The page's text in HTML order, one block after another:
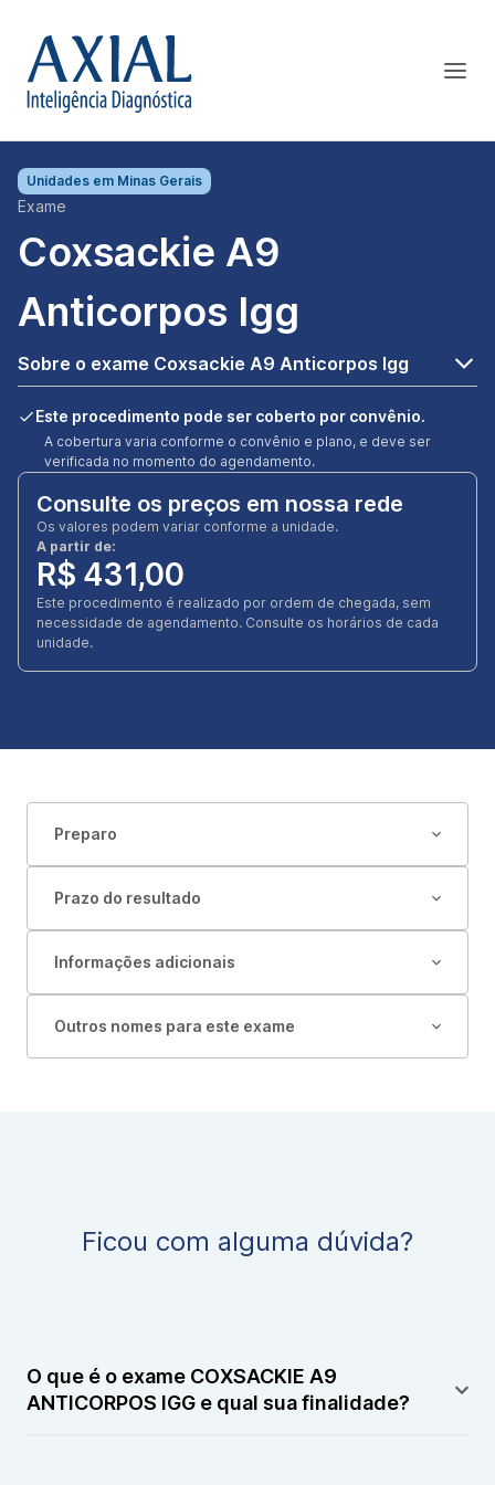
Unidades em Minas Gerais
Exame
Coxsackie A9
Anticorpos Igg
Sobre o exame Coxsackie A9 Anticorpos Igg
Este procedimento pode ser coberto por convênio.
A cobertura varia conforme o convênio e plano, e deve ser
verificada no momento do agendamento.
Consulte os preços em nossa rede
Os valores podem variar conforme a unidade.
A partir de:
R$ 431,00
Este procedimento é realizado por ordem de chegada, sem
necessidade de agendamento. Consulte os horários de cada
unidade.
Preparo
Prazo do resultado
Informações adicionais
Outros nomes para este exame
Ficou com alguma dúvida?
O que é o exame COXSACKIE A9
ANTICORPOS IGG e qual sua finalidade?